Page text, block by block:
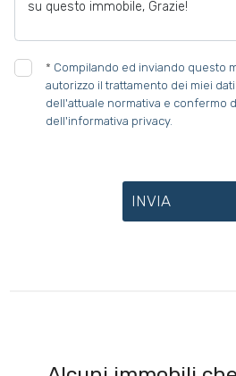
* Compilando ed inviando questo
autorizzo il trattamento dei miei
dell'attuale normativa e confermo
dell'informativa privacy.
INVIA